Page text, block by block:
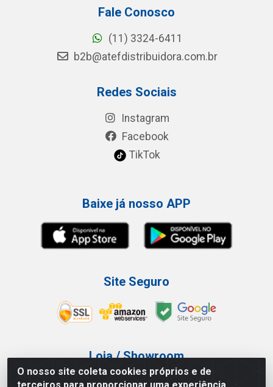
O nosso site coleta cookies próprios e de
Fale Conosco
(11) 3324-6411
b2b@atefdistribuidora.com.br
Redes Sociais
Instagram
Facebook
TikTok
Baixe já nosso APP
Site Seguro
Loja / Showroom
Tel.: (11) 3227-0546